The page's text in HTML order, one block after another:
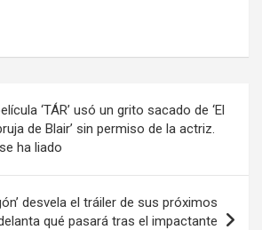
‘TÁR’ usó un grito sacado de ‘El
de Blair’ sin permiso de la actriz.
ha liado
desvela el tráiler de sus próximos
qué pasará tras el impactante